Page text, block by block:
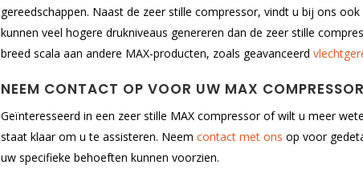
gereedschappen. Naast de zeer stille compressor, vindt u bij ons ook
kunnen veel hogere drukniveaus genereren dan de zeer stille
breed scala aan andere MAX-producten, zoals geavanceerd
NEEM CONTACT OP VOOR UW MAX
Geïnteresseerd in een zeer stille MAX compressor of wilt u meer
staat klaar om u te assisteren. Neem contact met ons op voor
uw specifieke behoeften kunnen voorzien.